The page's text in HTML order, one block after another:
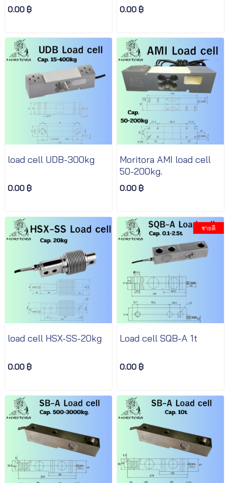
0.00 ฿ 0.00 ฿
load cell UDB-300kg
0.00 ฿
Moritora AMI load cell
50-200kg.
0.00 ฿
load cell HSX-SS-20kg
0.00 ฿
ขายดี
Load cell SQB-A 1t
0.00 ฿